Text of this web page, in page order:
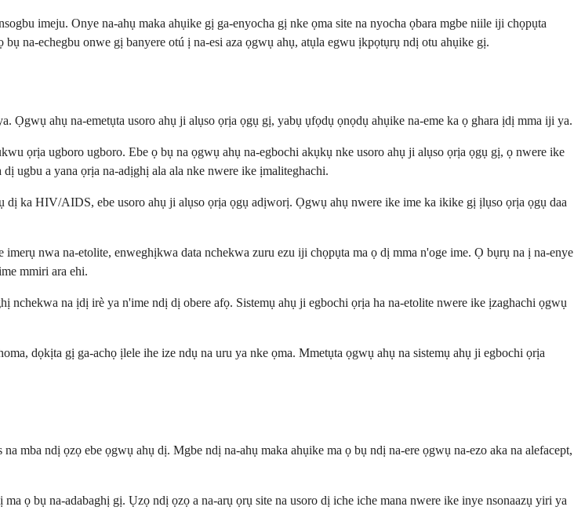
imeju. Onye na-ahụ maka ahụike gị ga-enyocha gị nke ọma site na nyocha ọbara mgbe niile iji chọpụta
na-echegbu onwe gị banyere otú ị na-esi aza ọgwụ ahụ, atụla egwu ịkpọtụrụ ndị otu ahụike gị.
Ọgwụ ahụ na-emetụta usoro ahụ ji alụso ọrịa ọgụ gị, yabụ ụfọdụ ọnọdụ ahụike na-eme ka ọ ghara ịdị mma iji ya.
ọrịa ugboro ugboro. Ebe ọ bụ na ọgwụ ahụ na-egbochi akụkụ nke usoro ahụ ji alụso ọrịa ọgụ gị, ọ nwere ike
ugbu a yana ọrịa na-adịghị ala ala nke nwere ike ịmaliteghachi.
ka HIV/AIDS, ebe usoro ahụ ji alụso ọrịa ọgụ adịworị. Ọgwụ ahụ nwere ike ime ka ikike gị ịlụso ọrịa ọgụ daa
nwa na-etolite, enweghịkwa data nchekwa zuru ezu iji chọpụta ma ọ dị mma n'oge ime. Ọ bụrụ na ị na-enye
mmiri ara ehi.
na ịdị irè ya n'ime ndị dị obere afọ. Sistemụ ahụ ji egbochi ọrịa ha na-etolite nwere ike ịzaghachi ọgwụ
dọkịta gị ga-achọ ịlele ihe ize ndụ na uru ya nke ọma. Mmetụta ọgwụ ahụ na sistemụ ahụ ji egbochi ọrịa
mba ndị ọzọ ebe ọgwụ ahụ dị. Mgbe ndị na-ahụ maka ahụike ma ọ bụ ndị na-ere ọgwụ na-ezo aka na alefacept,
ọ bụ na-adabaghị gị. Ụzọ ndị ọzọ a na-arụ ọrụ site na usoro dị iche iche mana nwere ike inye nsonaazụ yiri ya